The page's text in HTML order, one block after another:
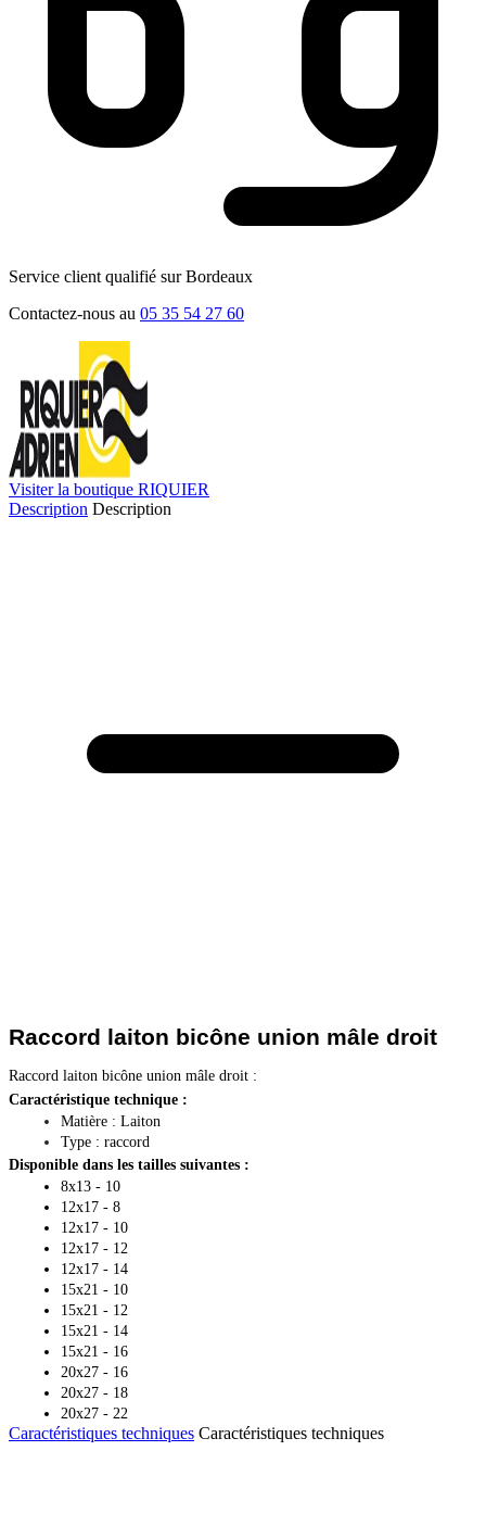
Service client qualifié sur Bordeaux
Contactez-nous au 05 35 54 27 60
Visiter la boutique RIQUIER
Description Description
Raccord laiton bicône union mâle droit
Raccord laiton bicône union mâle droit :
Caractéristique technique :
Matière : Laiton
Type : raccord
Disponible dans les tailles suivantes :
8x13 - 10
12x17 - 8
12x17 - 10
12x17 - 12
12x17 - 14
15x21 - 10
15x21 - 12
15x21 - 14
15x21 - 16
20x27 - 16
20x27 - 18
20x27 - 22
Caractéristiques techniques Caractéristiques techniques